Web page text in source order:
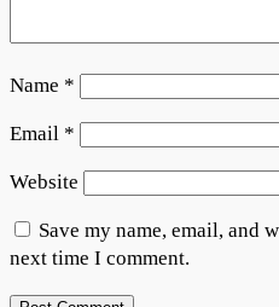
Name *
Email *
Website
Save my name, email, and
next time I comment.